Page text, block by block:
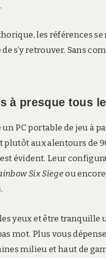
les références
s’y retrouver. Sans
à presque tous
PC portable de jeu à
aux alentours de
évident. Leur
Six Siegeou encore
yeux et être tranquille
mot. Plus vous
milieu et haut de